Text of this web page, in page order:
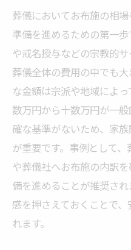
葬儀においてお布施の相
準備を進めるための第一
や戒名授与などの宗教的サ
葬儀全体の費用の中でも
な金額は宗派や地域によ
数万円から十数万円が一
確な基準がないため、家
が重要です。事例として
や葬儀社へお布施の内訳
備を進めることが推奨さ
感を押さえておくことで
れます。